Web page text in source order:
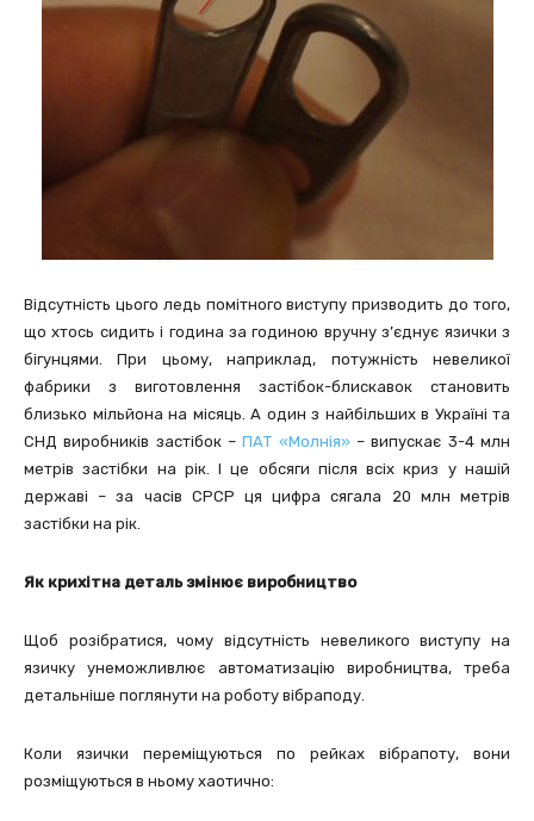
Відсутність цього ледь помітного виступу призводить до того,
що хтось сидить і година за годиною вручну з’єднує язички з
бігунцями. При цьому, наприклад, потужність невеликої
фабрики з виготовлення застібок-блискавок становить
близько мільйона на місяць. А один з найбільших в Україні та
СНД виробників застібок –ПАТ «Молнія»– випускає 3-4 млн
метрів застібки на рік. І це обсяги після всіх криз у нашій
державі – за часів СРСР ця цифра сягала 20 млн метрів
застібки на рік.
Як крихітна деталь змінює виробництво
Щоб розібратися, чому відсутність невеликого виступу на
язичку унеможливлює автоматизацію виробництва, треба
детальніше поглянути на роботу вібраподу.
Коли язички переміщуються по рейках вібрапоту, вони
розміщуються в ньому хаотично: